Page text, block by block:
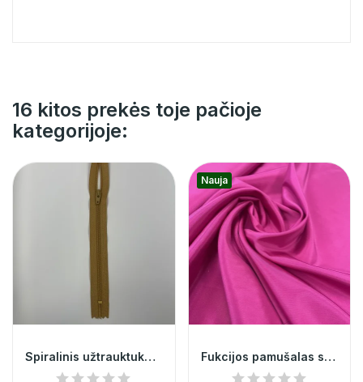
16 kitos prekės toje pačioje
kategorijoje:
Spiralinis užtrauktukas nr.3 @28
Nauja
Fukcijos pamušalas su elastanu 014644